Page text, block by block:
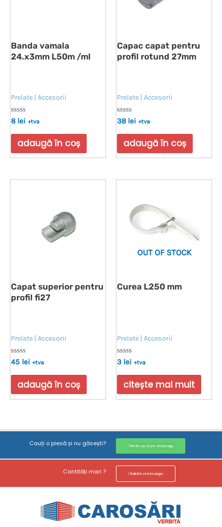
Banda vamala
24.x3mm L50m /ml
Prelate | Accesorii
Evaluat
0
din
8 lei +tva
adaugă în coș
Capac capat pentru
profil rotund 27mm
Prelate | Accesorii
Evaluat
0
din
38 lei +tva
adaugă în coș
Capat superior pentru
profil fi27
Prelate | Accesorii
Evaluat
0
din
45 lei +tva
adaugă în coș
OUT OF STOCK
Curea L250 mm
Prelate | Accesorii
Evaluat
0
din
3 lei +tva
citește mai mult
Cauți o piesă și nu găsești? Trimite poză pe whatsapp
Cantități mari ? Solicită oferta angro